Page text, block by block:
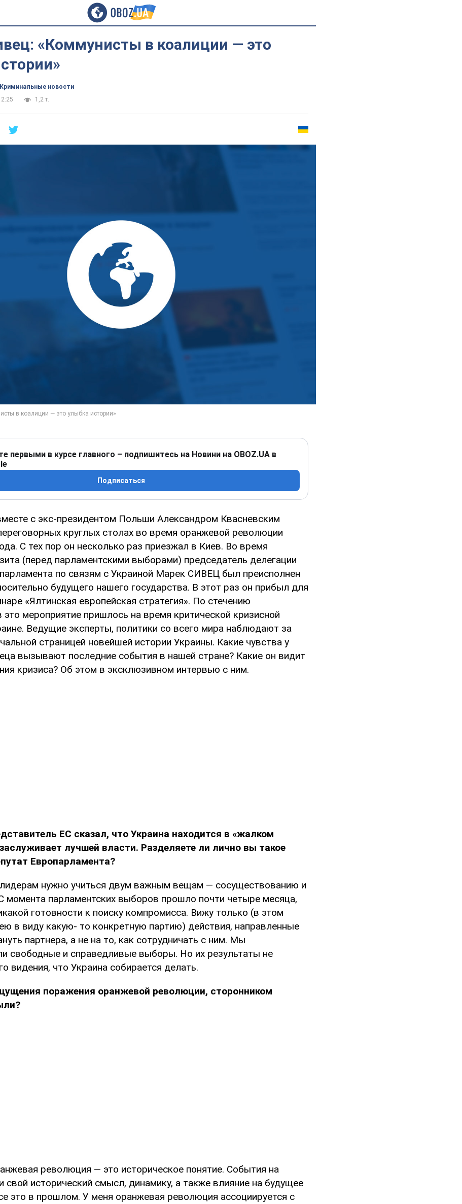
«Коммунисты в коалиции — это
Криминальные новости
1,2 т.
первыми в курсе главного – подпишитесь на Новини на OBOZ.UA в
Подписаться
с экс-президентом Польши Александром Квасневским
круглых столах во время оранжевой революции
С тех пор он несколько раз приезжал в Киев. Во время
(перед парламентскими выборами) председатель делегации
по связям с Украиной Марек СИВЕЦ был преисполнен
будущего нашего государства. В этот раз он прибыл для
«Ялтинская европейская стратегия». По стечению
это мероприятие пришлось на время критической кризисной
Ведущие эксперты, политики со всего мира наблюдают за
страницей новейшей истории Украины. Какие чувства у
вызывают последние события в нашей стране? Какие он видит
кризиса? Об этом в эксклюзивном интервью с ним.
ЕС сказал, что Украина находится в «жалком
лучшей власти. Разделяете ли лично вы такое
Европарламента?
нужно учиться двум важным вещам — сосуществованию и
момента парламентских выборов прошло почти четыре месяца,
готовности к поиску компромисса. Вижу только (в этом
в виду какую- то конкретную партию) действия, направленные
партнера, а не на то, как сотрудничать с ним. Мы
свободные и справедливые выборы. Но их результаты не
видения, что Украина собирается делать.
поражения оранжевой революции, сторонником
революция — это историческое понятие. События на
свой исторический смысл, динамику, а также влияние на будущее
это в прошлом. У меня оранжевая революция ассоциируется с